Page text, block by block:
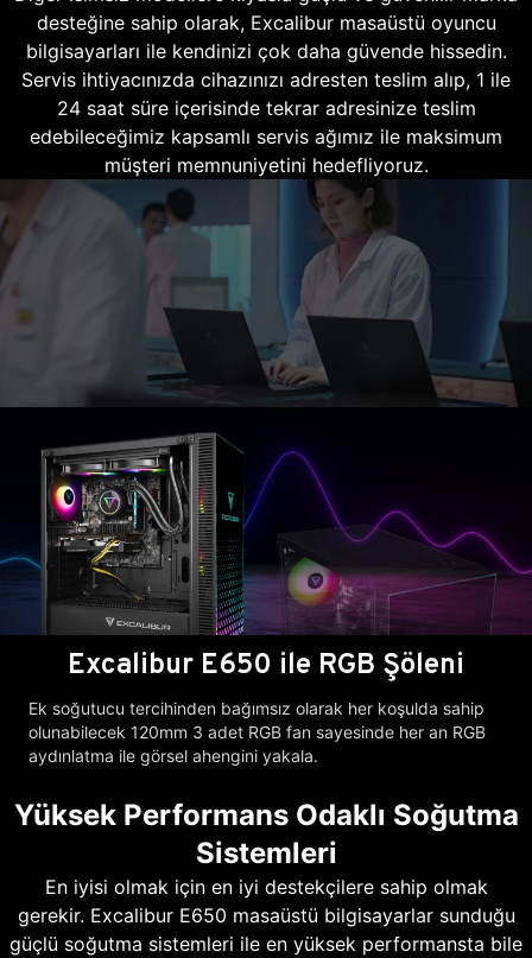
desteğine sahip olarak, Excalibur masaüstü oyuncu
bilgisayarları ile kendinizi çok daha güvende hissedin.
Servis ihtiyacınızda cihazınızı adresten teslim alıp, 1 ile
24 saat süre içerisinde tekrar adresinize teslim
edebileceğimiz kapsamlı servis ağımız ile maksimum
müşteri memnuniyetini hedefliyoruz.
Excalibur E650 ile RGB Şöleni
Ek soğutucu tercihinden bağımsız olarak her koşulda sahip
olunabilecek 120mm 3 adet RGB fan sayesinde her an RGB
aydınlatma ile görsel ahengini yakala.
Yüksek Performans Odaklı Soğutma
Sistemleri
En iyisi olmak için en iyi destekçilere sahip olmak
gerekir. Excalibur E650 masaüstü bilgisayarlar sunduğu
güçlü soğutma sistemleri ile en yüksek performansta bile